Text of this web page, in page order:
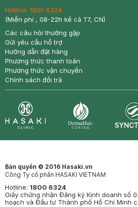
Hotline: 1800 6324
(Miễn phí , 08-22h kể cả T7, CN)
Các câu hỏi thường gặp
Gửi yêu cầu hỗ trợ
Hướng dẫn đặt hàng
Phương thức thanh toán
Phương thức vận chuyển
Chính sách đổi trả
Bản quyền © 2016 Hasaki.vn
Công Ty cổ phần HASAKI VIETNAM
Hotline: 1800 6324
Giấy chứng nhận Đăng ký Kinh doanh số
hoạch và Đầu tư Thành phố Hồ Chí Minh